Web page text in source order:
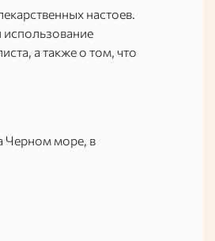
настоев.
использование
а также о том, что
Черном море, в